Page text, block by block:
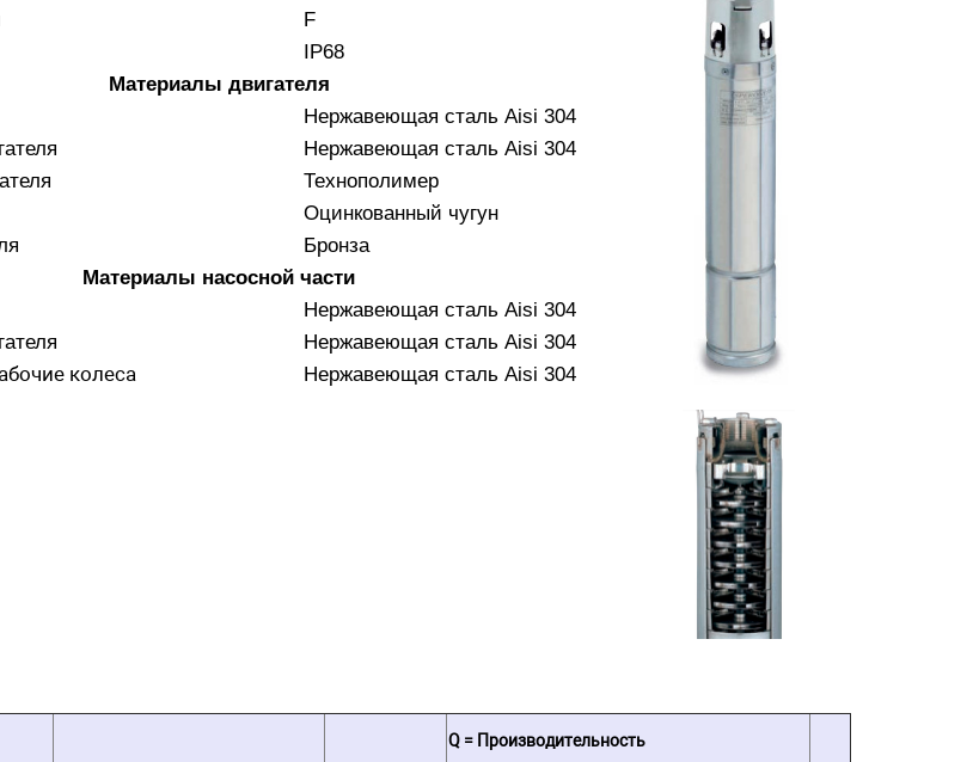
F
IP68
Материалы двигателя
Нержавеющая сталь Aisi 304
Нержавеющая сталь Aisi 304
Технополимер
Оцинкованный чугун
Бронза
Материалы насосной части
Нержавеющая сталь Aisi 304
Нержавеющая сталь Aisi 304
колеса Нержавеющая сталь Aisi 304
Q = Производительность